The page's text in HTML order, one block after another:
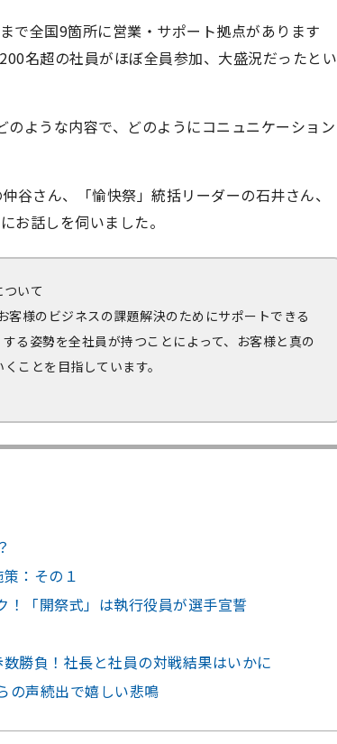
で全国9箇所に営業・サポート拠点があります
名超の社員がほぼ全員参加、大盛況だったとい
ような内容で、どのようにコニュニケーション
谷さん、「愉快祭」統括リーダーの石井さん、
お話しを伺いました。
いて
様のビジネスの課題解決のためにサポートできる
る姿勢を全社員が持つことによって、お客様と真の
ことを目指しています。
：その１
！「開祭式」は執行役員が選手宣誓
勝負！社長と社員の対戦結果はいかに
の声続出で嬉しい悲鳴